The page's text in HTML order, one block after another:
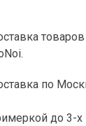
по
до 3-х